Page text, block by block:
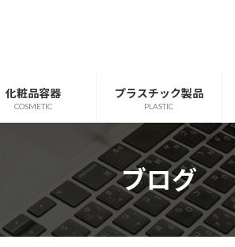
化粧品容器
COSMETIC
プラスチック製品
PLASTIC
ブログ